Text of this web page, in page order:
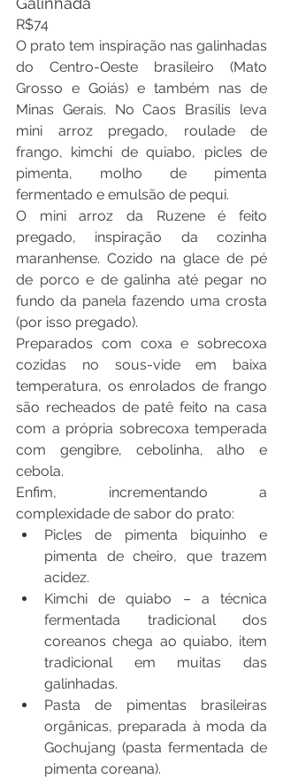
R$74
O prato tem inspiração nas galinhadas
do Centro-Oeste brasileiro (Mato
Grosso e Goiás) e também nas de
Minas Gerais. No Caos Brasilis leva
mini arroz pregado, roulade de
frango, kimchi de quiabo, picles de
pimenta, molho de pimenta
fermentado e emulsão de pequi.
O mini arroz da Ruzene é feito
pregado, inspiração da cozinha
maranhense. Cozido na glace de pé
de porco e de galinha até pegar no
fundo da panela fazendo uma crosta
(por isso pregado).
Preparados com coxa e sobrecoxa
cozidas no sous-vide em baixa
temperatura, os enrolados de frango
são recheados de patê feito na casa
com a própria sobrecoxa temperada
com gengibre, cebolinha, alho e
cebola.
Enfim, incrementando a
complexidade de sabor do prato:
Picles de pimenta biquinho e
pimenta de cheiro, que trazem
acidez.
Kimchi de quiabo – a técnica
fermentada tradicional dos
coreanos chega ao quiabo, item
tradicional em muitas das
galinhadas.
Pasta de pimentas brasileiras
orgânicas, preparada à moda da
Gochujang (pasta fermentada de
pimenta coreana).